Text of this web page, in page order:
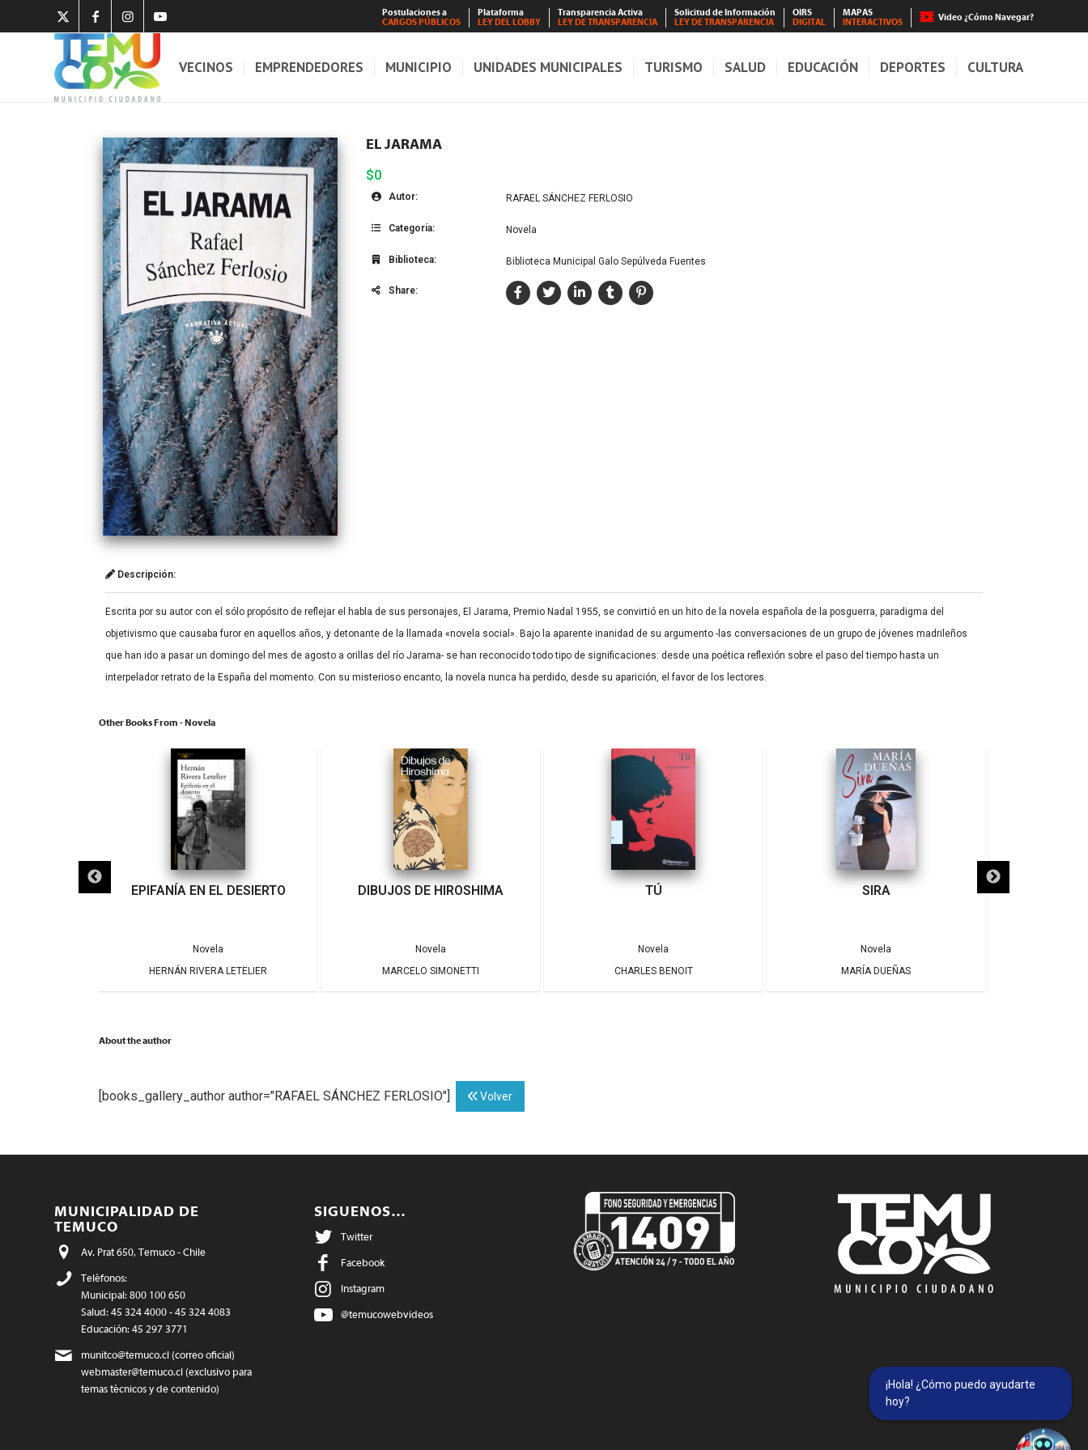
Postulaciones a
CARGOS PÚBLICOS
Plataforma
LEY DEL LOBBY
Transparencia Activa
LEY DE TRANSPARENCIA
Solicitud de Información
LEY DE TRANSPARENCIA
OIRS
DIGITAL
MAPAS
INTERACTIVOS
Video ¿Cómo Navegar?
VECINOS EMPRENDEDORES MUNICIPIO UNIDADES MUNICIPALES TURISMO SALUD EDUCACIÓN DEPORTES CULTURA
EL JARAMA
$0
Autor: RAFAEL SÁNCHEZ FERLOSIO
Categoría: Novela
Biblioteca: Biblioteca Municipal Galo Sepúlveda Fuentes
Share:
Descripción:
Escrita por su autor con el sólo propósito de reflejar el habla de sus personajes, El Jarama, Premio Nadal 1955, se convirtió en un hito de la novela española de la posguerra, paradigma del
objetivismo que causaba furor en aquellos años, y detonante de la llamada «novela social». Bajo la aparente inanidad de su argumento -las conversaciones de un grupo de jóvenes madrileños
que han ido a pasar un domingo del mes de agosto a orillas del río Jarama- se han reconocido todo tipo de significaciones: desde una poética reflexión sobre el paso del tiempo hasta un
interpelador retrato de la España del momento. Con su misterioso encanto, la novela nunca ha perdido, desde su aparición, el favor de los lectores.
Other Books From - Novela
EPIFANÍA EN EL DESIERTO
Novela
HERNÁN RIVERA LETELIER
DIBUJOS DE HIROSHIMA
Novela
MARCELO SIMONETTI
TÚ
Novela
CHARLES BENOIT
SIRA
Novela
MARÍA DUEÑAS
About the author
[books_gallery_author author="RAFAEL SÁNCHEZ FERLOSIO"] Volver
MUNICIPALIDAD DE
TEMUCO
Av. Prat 650, Temuco - Chile
Teléfonos:
Municipal: 800 100 650
Salud: 45 324 4000 - 45 324 4083
Educación: 45 297 3771
munitco@temuco.cl (correo oficial)
webmaster@temuco.cl (exclusivo para
temas técnicos y de contenido)
SIGUENOS…
Twitter
Facebook
Instagram
@temucowebvideos
¡Hola! ¿Cómo puedo ayudarte
hoy?